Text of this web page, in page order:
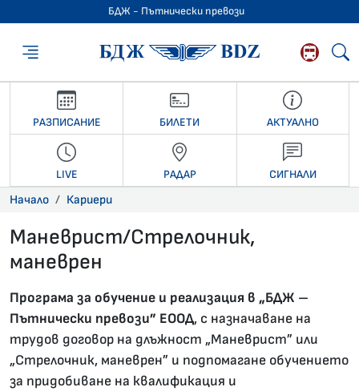
БДЖ - Пътнически превози
БДЖ -
РАЗПИСАНИЕ БИЛЕТИ АКТУАЛНО
LIVE РАДАР СИГНАЛИ
Начало Кариери
Маневрист/Стрелочник,
маневрен
Програма за обучение и реализация в „БДЖ –
Пътнически превози” ЕООД, с назначаване на
трудов договор на длъжност „Маневрист” или
„Стрелочник, маневрен” и подпомагане обучението
за придобиване на квалификация и